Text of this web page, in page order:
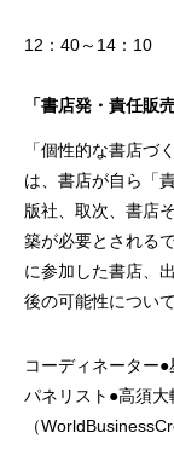
12：40～14：10
「書店発・責任
「個性的な書店づ
は、書店が自ら「
版社、取次、書店
築が必要とされる
に参加した書店、
後の可能性につい
コーディネーター●
パネリスト●高須
（